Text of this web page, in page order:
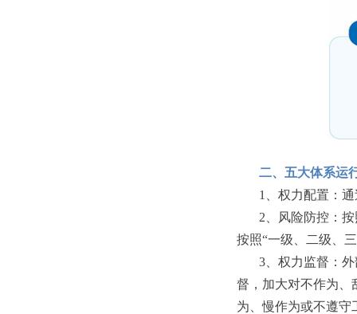
二、五大体系运
1、权力配置：
2、风险防控：
按照“一级、二级、
3、权力监督：
督，加大对不作为、
为、慢作为或不遵守